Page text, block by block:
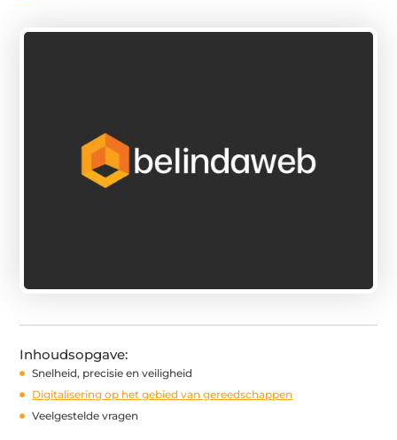
Inhoudsopgave:
Snelheid, precisie en veiligheid
Digitalisering op het gebied van gereedschappen
Veelgestelde vragen